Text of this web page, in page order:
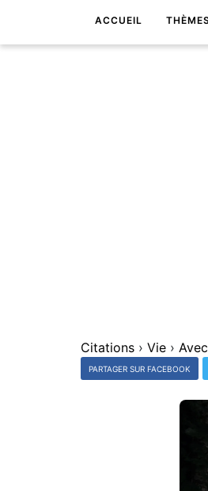
ACCUEIL
Citations › Vie ›
PARTAGER SUR FACEBOOK